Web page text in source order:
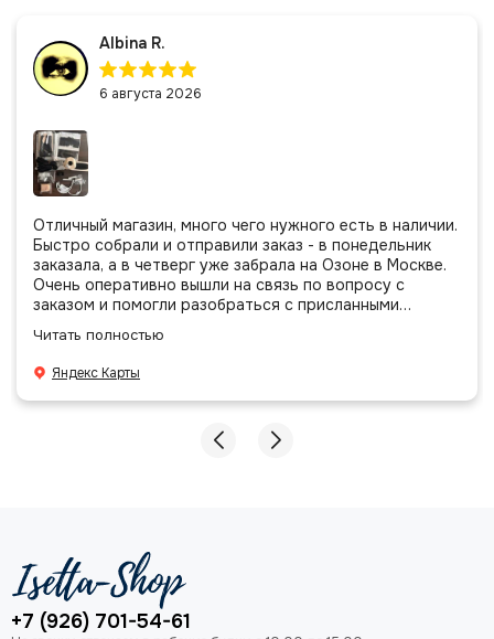
Albina R.
6 августа 2026
Отличный магазин, много чего нужного есть в наличии.
Быстро собрали и отправили заказ - в понедельник
заказала, а в четверг уже забрала на Озоне в Москве.
Очень оперативно вышли на связь по вопросу с
заказом и помогли разобраться с присланными
даже есть подарочек, очень приятно. Спасибо
большое команде!
Читать полностью
Яндекс Карты
+7 (926) 701-54-61